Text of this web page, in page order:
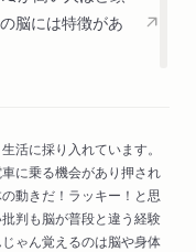
脳には特徴があ
活に採り入れています。
に乗る機会があり押され
動きだ！ラッキー！と思
判も脳が普段と違う経験
ゃん覚えるのは脳や身体